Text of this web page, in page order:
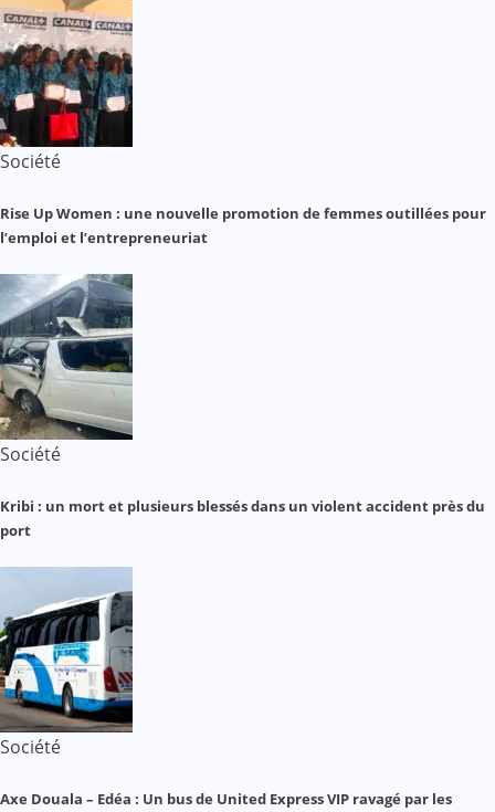
Société
Rise Up Women : une nouvelle promotion de femmes outillées pour
l’emploi et l’entrepreneuriat
Société
Kribi : un mort et plusieurs blessés dans un violent accident près du
port
Société
Axe Douala – Edéa : Un bus de United Express VIP ravagé par les